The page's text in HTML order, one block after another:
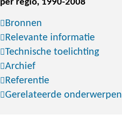
per regio, 1990-2008
Bronnen
Relevante informatie
Technische toelichting
Archief
Referentie
Gerelateerde onderwerpen